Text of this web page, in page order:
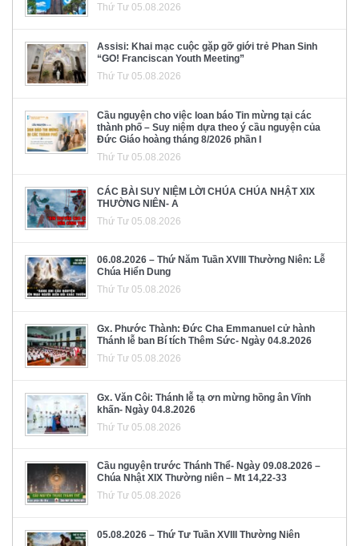
Thứ Tư 05.08.2026
Assisi: Khai mạc cuộc gặp gỡ giới trẻ Phan Sinh
“GO! Franciscan Youth Meeting”
Thứ Tư 05.08.2026
Cầu nguyện cho việc loan báo Tin mừng tại các
thành phố – Suy niệm dựa theo ý cầu nguyện của
Đức Giáo hoàng tháng 8/2026 phần I
Thứ Tư 05.08.2026
CÁC BÀI SUY NIỆM LỜI CHÚA CHÚA NHẬT XIX
THƯỜNG NIÊN- A
Thứ Tư 05.08.2026
06.08.2026 – Thứ Năm Tuần XVIII Thường Niên: Lễ
Chúa Hiển Dung
Thứ Tư 05.08.2026
Gx. Phước Thành: Đức Cha Emmanuel cử hành
Thánh lễ ban Bí tích Thêm Sức- Ngày 04.8.2026
Thứ Tư 05.08.2026
Gx. Văn Côi: Thánh lễ tạ ơn mừng hồng ân Vĩnh
khấn- Ngày 04.8.2026
Thứ Tư 05.08.2026
Cầu nguyện trước Thánh Thể- Ngày 09.08.2026 –
Chúa Nhật XIX Thường niên – Mt 14,22-33
Thứ Tư 05.08.2026
05.08.2026 – Thứ Tư Tuần XVIII Thường Niên